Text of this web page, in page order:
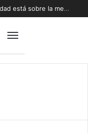
Biministro Daniel Mas: “La oportunidad está sobre la mesa y tenemos que aprovecharla”